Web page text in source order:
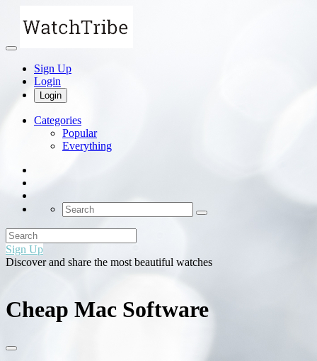
Sign Up
Login
Login
Categories
Popular
Everything
Sign Up
Discover and share the most beautiful watches
Cheap Mac Software